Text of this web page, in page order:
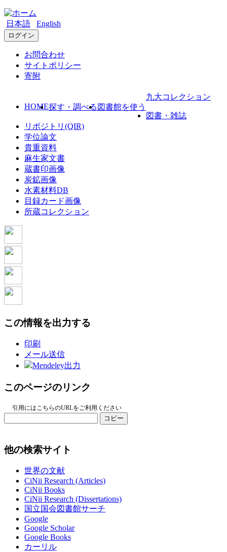
日本語 English
ログイン
お問合わせ
サイトポリシー
寄附
HOME探す・調べる 図書館を使う
九大コレクション
図書・雑誌
リポジトリ(QIR)
学位論文
貴重資料
麻生家文書
蔵書印画像
炭鉱画像
水素材料DB
目録カード画像
所蔵コレクション
この情報を出力する
印刷
メール送信
Mendeley出力
このページのリンク
引用にはこちらのURLをご利用ください
コピー
他の検索サイト
世界の文献
CiNii Research (Articles)
CiNii Books
CiNii Research (Dissertations)
国立国会図書館サーチ
Google
Google Scholar
Google Books
カーリル